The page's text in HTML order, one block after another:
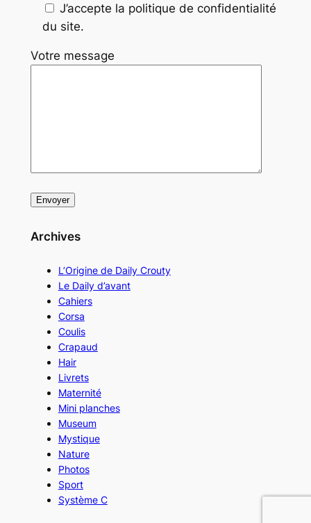
J’accepte la politique de confidentialité
du site.
Votre message
Archives
L’Origine de Daily Crouty
Le Daily d’avant
Cahiers
Corsa
Coulis
Crapaud
Hair
Livrets
Maternité
Mini planches
Museum
Mystique
Nature
Photos
Sport
Système C